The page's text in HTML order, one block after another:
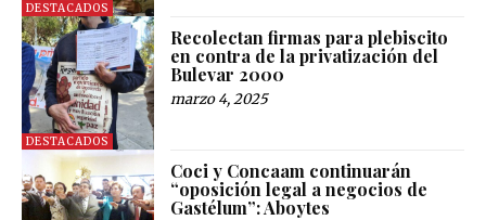
DESTACADOS
DESTACADOS
Recolectan firmas para plebiscito
en contra de la privatización del
Bulevar 2000
marzo 4, 2025
Coci y Concaam continuarán
“oposición legal a negocios de
Gastélum”: Aboytes